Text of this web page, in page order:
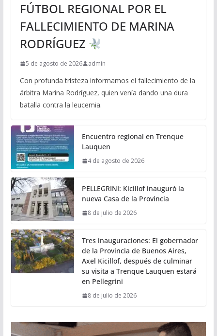
FÚTBOL REGIONAL POR EL
FALLECIMIENTO DE MARINA
RODRÍGUEZ
5 de agosto de 2026 admin
Con profunda tristeza informamos el fallecimiento de la
árbitra Marina Rodríguez, quien venía dando una dura
batalla contra la leucemia.
Encuentro regional en Trenque
Lauquen
4 de agosto de 2026
PELLEGRINI: Kicillof inauguró la
nueva Casa de la Provincia
8 de julio de 2026
Tres inauguraciones: El gobernador
de la Provincia de Buenos Aires,
Axel Kicillof, después de culminar
su visita a Trenque Lauquen estará
en Pellegrini
8 de julio de 2026